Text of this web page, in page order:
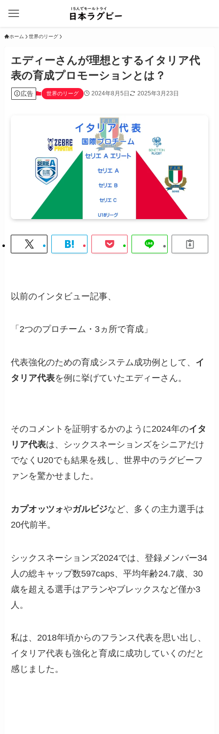
ホーム 世界のリーグ
エディーさんが理想とするイタリア代
表の育成プロモーションとは？
広告 世界のリーグ 2024年8月5日 2025年3月23日
以前のインタビュー記事、
「2つのプロチーム・3ヵ所で育成」
代表強化のための育成システム成功例として、 イ
タリア代表を例に挙げていたエディーさん。
そのコメントを証明するかのように2024年のイタ
リア代表は、シックスネーションズをシニアだけ
でなくU20でも結果を残し、世界中のラグビーフ
ァンを驚かせました。
カプオッツォやガルビジなど、多くの主力選手は
20代前半。
シックスネーションズ2024では、登録メンバー34
人の総キャップ数597caps、平均年齢24.7歳、30
歳を超える選手はアランやブレックスなど僅か3
人。
私は、2018年頃からのフランス代表を思い出し、
イタリア代表も強化と育成に成功していくのだと
感じました。